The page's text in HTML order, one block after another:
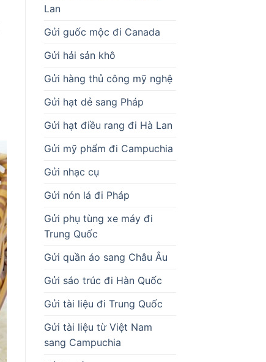
Lan
Gửi guốc mộc đi Canada
Gửi hải sản khô
Gửi hàng thủ công mỹ nghệ
Gửi hạt dẻ sang Pháp
Gửi hạt điều rang đi Hà Lan
Gửi mỹ phẩm đi Campuchia
Gửi nhạc cụ
Gửi nón lá đi Pháp
Gửi phụ tùng xe máy đi
Trung Quốc
Gửi quần áo sang Châu Âu
Gửi sáo trúc đi Hàn Quốc
Gửi tài liệu đi Trung Quốc
Gửi tài liệu từ Việt Nam
sang Campuchia